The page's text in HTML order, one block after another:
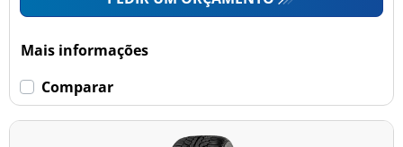
Mais informações
Comparar